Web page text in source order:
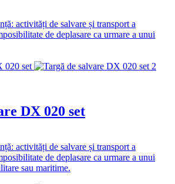
activități de salvare și transport a
de deplasare ca urmare a unui
DX 020 set
activități de salvare și transport a
de deplasare ca urmare a unui
sau maritime.